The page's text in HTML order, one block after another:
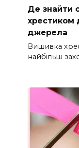
Де знайти
хрестиком
джерела
Вишивка
найбільш